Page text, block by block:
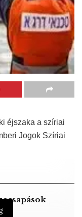
éjszaka a szíriai
Jogok Szíriai